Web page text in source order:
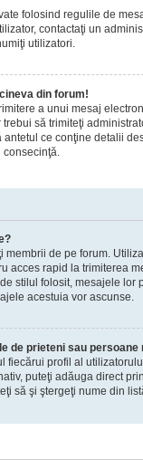
folosind regulile de
contactaţi un
utilizatori.
din forum!
a unui mesaj
să trimiteţi
ce conţine detalii
consecinţă.
de pe forum.
acces rapid la trimiterea
stilul folosit, mesajele lor
acestuia vor ascunse.
de prieteni sau persoane
fiecărui profil al
puteţi adăuga direct
să şi ştergeţi nume din